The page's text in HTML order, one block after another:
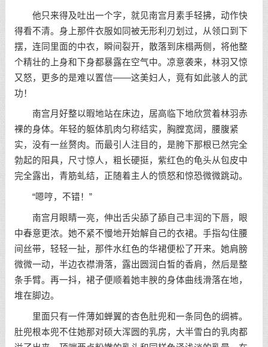
他只来得及吐出一个字，就见南宫月素手轻拂，动作快
得看不清。身上那件衣服如同被无形利刃划过，从领口到下
摆，连同里面的中衣，瞬间裂开，散落到床榻两侧，将他整
个精壮的上身和下身都暴露在空气中。凉意袭来，林羽又惊
又怒，更多的是难以置信——这美妇人，竟有如此骇人的武
功！
南宫月好整以暇地站在床边，居高临下地欣赏着林羽赤
裸的身体。年轻的躯体肌肉匀称结实，胸膛宽阔，腰腹紧
实，没有一丝赘肉。而最引人注目的，是胯下那根已然完全
勃起的阳具，尺寸惊人，粗长硬挺，紫红色的龟头从包皮中
完全露出，青筋虬结，正随着主人的愤怒和惊恐微微跳动。
“嗯哼，不错！”
南宫月眼睛一亮，伸出舌尖舔了舔自己丰润的下唇，眼
中春意更浓。她不紧不慢地开始解自己的衣裙。手指勾住腰
间丝带，轻轻一扯，那件水红色的华裙便松了开来。她肩膀
微微一动，半边衣襟滑落，露出圆润白皙的香肩，然后是整
条手臂。再一抖，裙子便顺着她丰腴的身体曲线滑落在地，
堆在脚边。
里面只有一件薄如蝉翼的杏色肚兜和一条同色的绸裤。
肚兜根本兜不住她那对硕大浑圆的乳房，大半雪白的乳肉都